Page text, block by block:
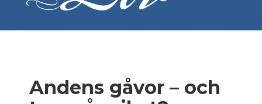
Andens gåvor – och